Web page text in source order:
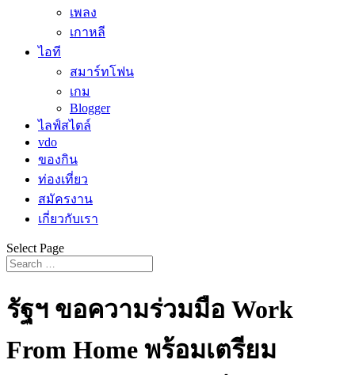
เพลง
เกาหลี
ไอที
สมาร์ทโฟน
เกม
Blogger
ไลฟ์สไตล์
vdo
ของกิน
ท่องเที่ยว
สมัครงาน
เกี่ยวกับเรา
Select Page
รัฐฯ ขอความร่วมมือ Work
From Home พร้อมเตรียม